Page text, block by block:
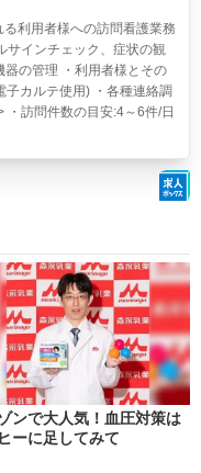
る利用者様への訪問看護業務
インチェック、症状の観
の管理 ・利用者様とその
カルテ使用) ・各種連絡調
訪問件数の目安:4～6件/日
ンで大人気！血圧対策は
ーに足してみて